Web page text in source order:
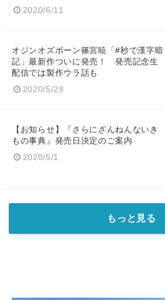
2020/6/11
オジンオズボーン篠宮暁「#秒で漢字暗
記」最新作ついに発売！ 発売記念生
配信では製作ウラ話も
2020/5/29
【お知らせ】『さらにざんねんないき
もの事典』発売日決定のご案内
2020/5/1
もっと見る